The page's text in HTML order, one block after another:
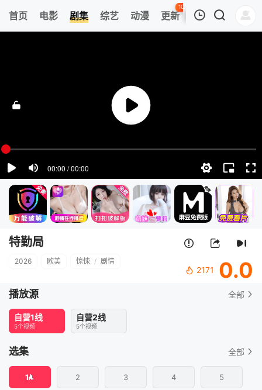
首页 电影 剧集 综艺 动漫 更新
100
热榜 APP
清空
特勤局
2026 欧美 惊悚 / 剧情
2171 0.0
播放源 全部
自营1线
5个视频
自营2线
5个视频
选集 全部
1 2 3 4 5